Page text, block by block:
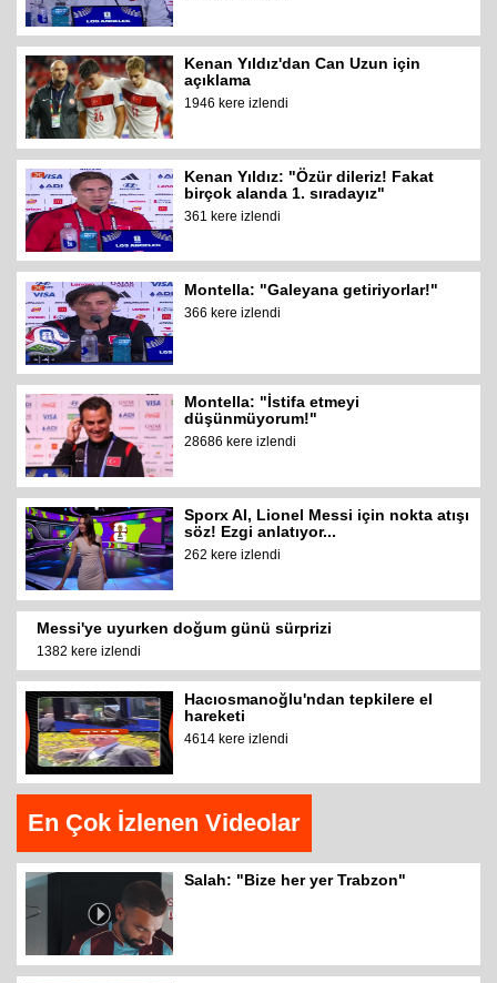
Kenan Yıldız'dan Can Uzun için
açıklama
1946 kere izlendi
Kenan Yıldız: "Özür dileriz! Fakat
birçok alanda 1. sıradayız"
361 kere izlendi
Montella: "Galeyana getiriyorlar!"
366 kere izlendi
Montella: "İstifa etmeyi
düşünmüyorum!"
28686 kere izlendi
Sporx AI, Lionel Messi için nokta atışı
söz! Ezgi anlatıyor...
262 kere izlendi
Messi'ye uyurken doğum günü sürprizi
1382 kere izlendi
Hacıosmanoğlu'ndan tepkilere el
hareketi
4614 kere izlendi
En Çok İzlenen Videolar
Salah: "Bize her yer Trabzon"